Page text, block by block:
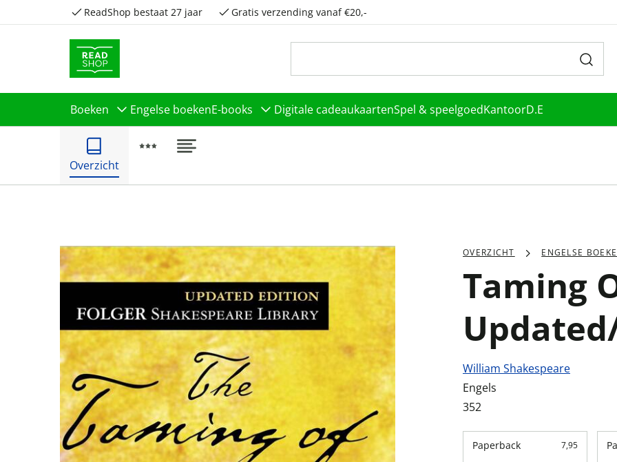
ReadShop bestaat 27 jaar Gratis verzending vanaf €20,-
Boeken Engelse boekenE-books Digitale cadeaukaartenSpel & speelgoedKantoorD.E
Overzicht
OVERZICHT ENGELSE
Taming
William Shakespeare
Engels
352
Paperback 7,95